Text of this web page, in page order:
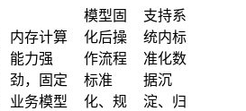
内存计算
能力强
劲，固定
业务模型
模型固
化后操
作流程
标准
化、规
支持系
统内标
准化数
据沉
淀、归